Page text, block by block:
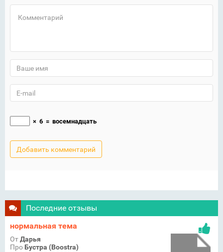
× 6 = восемнадцать
Последние отзывы
нормальная тема
ОтДарья
Про Бустра (Boostra)